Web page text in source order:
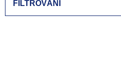
FILTROVÁNÍ